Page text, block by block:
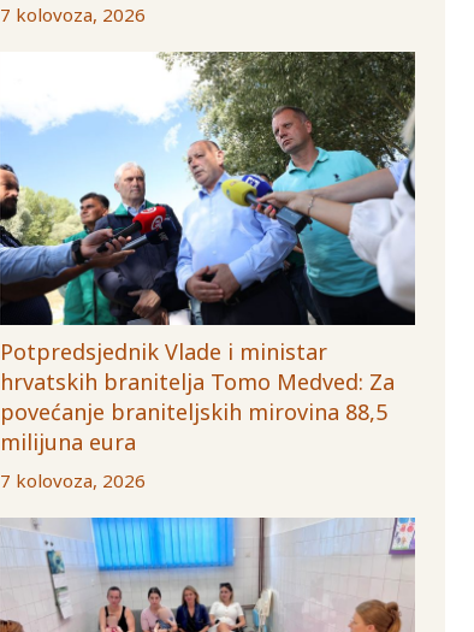
7 kolovoza, 2026
Potpredsjednik Vlade i ministar
hrvatskih branitelja Tomo Medved: Za
povećanje braniteljskih mirovina 88,5
milijuna eura
7 kolovoza, 2026